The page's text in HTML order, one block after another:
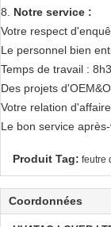
8. Notre service :
Votre respect
Le personnel bien
Temps de travail :
Des projets
Votre relation
Le bon service
Produit Tag: feutre
Coordonnées